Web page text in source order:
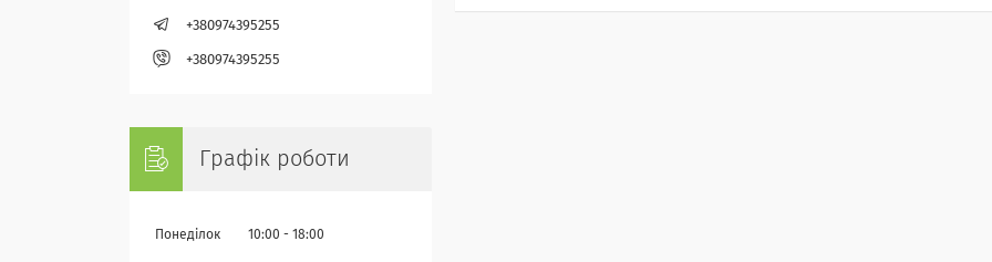
+380974395255
+380974395255
Графік роботи
Понеділок 10:00 18:00